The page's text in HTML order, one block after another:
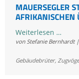
MAUERSEGLER
AFRIKANISCHEN
Weiterlesen …
von Stefanie Bernhardt
Gebäudebrüter,